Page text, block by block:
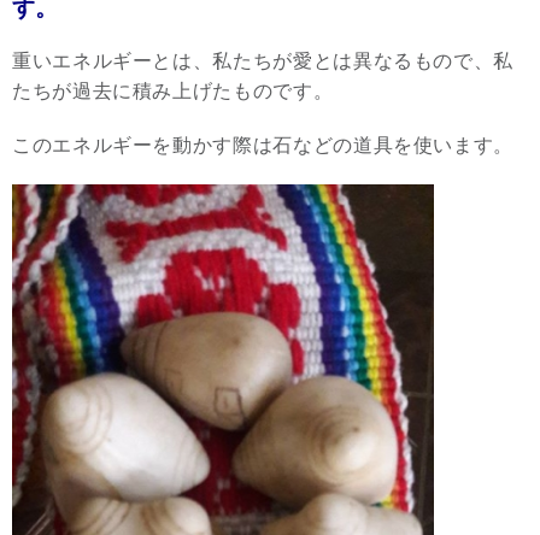
す。
重いエネルギーとは、私たちが愛とは異なるもので、私
たちが過去に積み上げたものです。
このエネルギーを動かす際は石などの道具を使います。